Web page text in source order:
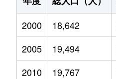
2000
18,642
2005
19,494
2010
19,767